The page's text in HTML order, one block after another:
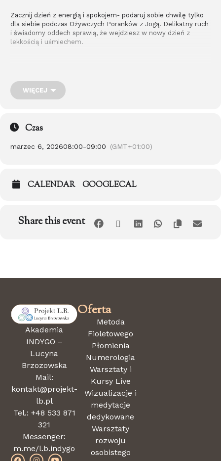
Zacznij dzień z energią i spokojem- podaruj sobie chwilę tylko
dla siebie podczas Ożywczych Poranków z Jogą. Delikatny ruch
i świadomy oddech sprawią, że wejdziesz w nowy dzień z
lekkością i uśmiechem.
Zapraszamy na poranne spotkania z Jogą.
WIĘCEJ
Czas
marzec 6, 202608:00-09:00 (GMT+01:00)
CALENDAR GOOGLECAL
Share this event
Akademia
INDYGO –
Lucyna
Brzozowska
Mail:
kontakt@projekt-
lb.pl
Tel.: +48 533 871
321
Messenger:
m.me/l.b.indygo
Oferta
Metoda
Fioletowego
Płomienia
Numerologia
Warsztaty i
Kursy Live
Wizualizacje i
medytacje
dedykowane
Warsztaty
rozwoju
osobistego